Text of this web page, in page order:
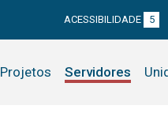
ACESSIBILIDADE 5
Projetos Servidores